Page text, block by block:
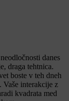
danes
draga tehtnica.
boste v teh dneh
Vaše interakcije z
kvadrata med